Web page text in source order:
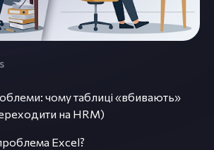
чому таблиці «вбивають»
на HRM)
Excel?